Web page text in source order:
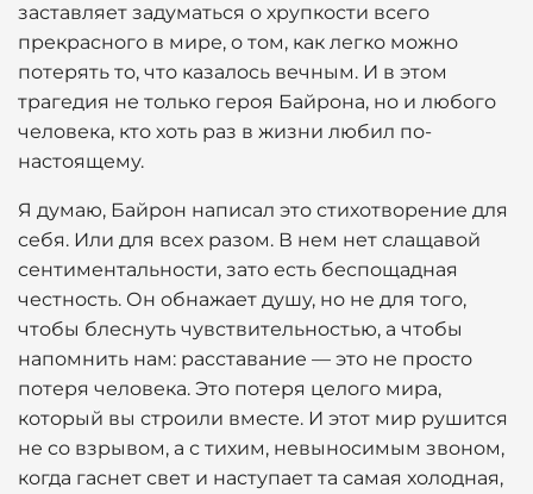
заставляет задуматься о хрупкости всего
прекрасного в мире, о том, как легко можно
потерять то, что казалось вечным. И в этом
трагедия не только героя Байрона, но и любого
человека, кто хоть раз в жизни любил по-
настоящему.
Я думаю, Байрон написал это стихотворение для
себя. Или для всех разом. В нем нет слащавой
сентиментальности, зато есть беспощадная
честность. Он обнажает душу, но не для того,
чтобы блеснуть чувствительностью, а чтобы
напомнить нам: расставание — это не просто
потеря человека. Это потеря целого мира,
который вы строили вместе. И этот мир рушится
не со взрывом, а с тихим, невыносимым звоном,
когда гаснет свет и наступает та самая холодная,